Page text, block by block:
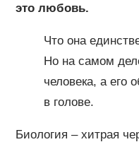
это любовь.
Что она
Но на самом
человека, а его
в голове.
Биология – хитрая